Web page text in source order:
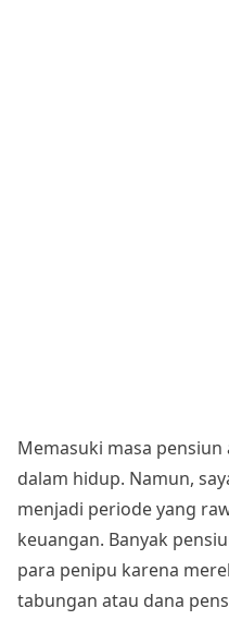
Memasuki masa
dalam hidup. Namun,
menjadi periode yang
keuangan. Banyak
para penipu karena
tabungan atau dana